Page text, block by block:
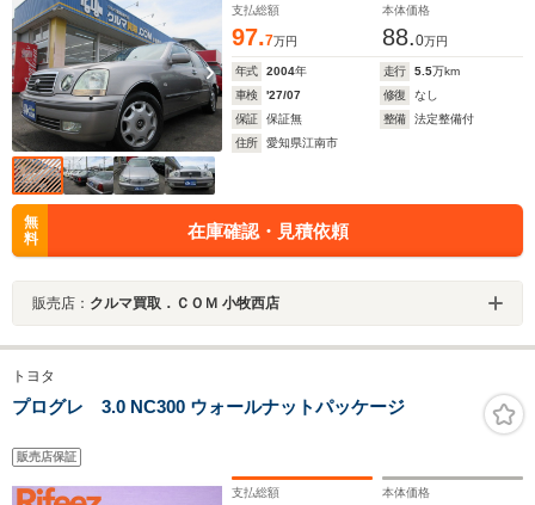
支払総額
97.7万円
本体価格
88.0万円
年式 2004年 走行 5.5万km
車検
'27/07 修復
なし
保証
保証無 整備
法定整備付
住所
愛知県江南市
無
料
在庫確認・見積依頼
販売店： クルマ買取．ＣＯＭ 小牧西店
トヨタ
プログレ 3.0 NC300 ウォールナットパッケージ
販売店保証
支払総額 本体価格